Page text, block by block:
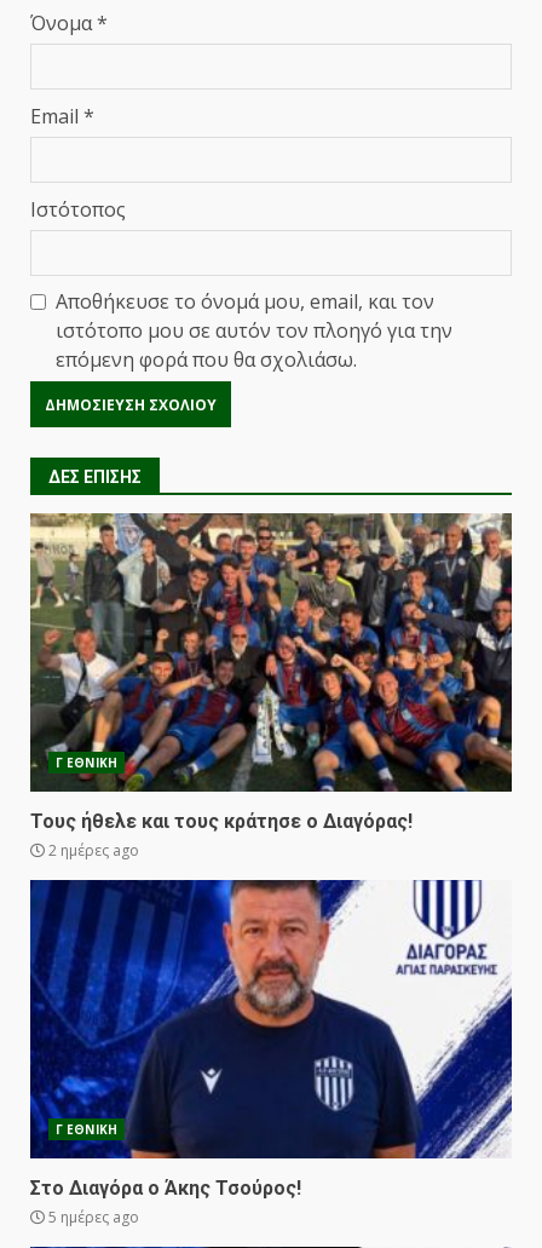
Όνομα*
Email *
Ιστότοπος
Αποθήκευσε το όνομά μου, email, και τον
ιστότοπο μου σε αυτόν τον πλοηγό για την
επόμενη φορά που θα σχολιάσω.
ΔΕΣ ΕΠΙΣΗΣ
Γ ΕΘΝΙΚΗ
Τους ήθελε και τους κράτησε ο Διαγόρας!
2 ημέρες ago
Γ ΕΘΝΙΚΗ
Στο Διαγόρα ο Άκης Τσούρος!
5 ημέρες ago